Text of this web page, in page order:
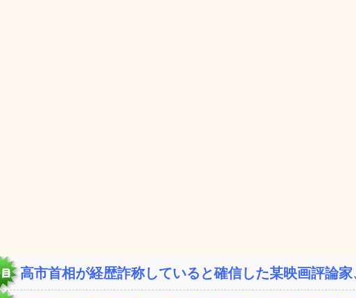
高市首相が経歴詐称していると確信した某映画評論